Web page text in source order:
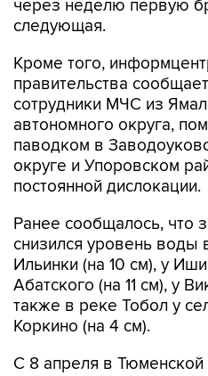
Кроме того,
сотрудники МЧС из
автономного округа,
паводком в
округе и Упоровском
постоянной дислокации.
Ранее сообщалось, что
Ильинки (на 10 см), у
Абатского (на 11 см), у
также в реке Тобол у
Коркино (на 4 см).
С 8 апреля в Тюменской
эвакуированы свыше